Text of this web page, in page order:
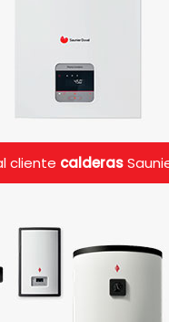
cliente calderas